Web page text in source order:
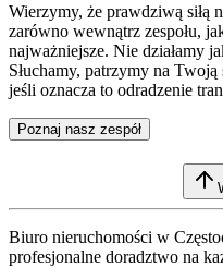
Wierzymy, że prawdziwą siłą
zarówno wewnątrz zespołu,
najważniejsze. Nie działamy
Słuchamy, patrzymy na
jeśli oznacza to odradzenie
Poznaj nasz zespół
Biuro nieruchomości w
profesjonalne doradztwo na